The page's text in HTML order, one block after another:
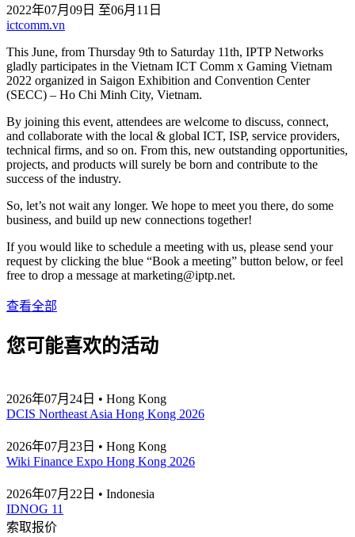
2022年07月09日 至06月11日
ictcomm.vn
This June, from Thursday 9th to Saturday 11th, IPTP Networks
gladly participates in the Vietnam ICT Comm x Gaming Vietnam
2022 organized in Saigon Exhibition and Convention Center
(SECC) – Ho Chi Minh City, Vietnam.
By joining this event, attendees are welcome to discuss, connect,
and collaborate with the local & global ICT, ISP, service providers,
technical firms, and so on. From this, new outstanding opportunities,
projects, and products will surely be born and contribute to the
success of the industry.
So, let’s not wait any longer. We hope to meet you there, do some
business, and build up new connections together!
If you would like to schedule a meeting with us, please send your
request by clicking the blue “Book a meeting” button below, or feel
free to drop a message at marketing iptp.net.
查看全部
您可能喜欢的活动
2026年07月24日 • Hong Kong
DCIS Northeast Asia Hong Kong 2026
2026年07月23日 • Hong Kong
Wiki Finance Expo Hong Kong 2026
2026年07月22日 • Indonesia
IDNOG 11
索取报价